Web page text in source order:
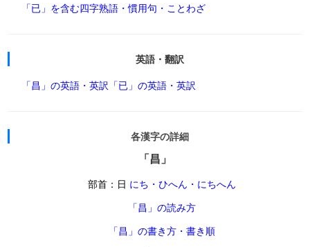
「已」を含む四字熟語・慣用句・ことわざ
英語・翻訳
「昌」の英語・英訳 「已」の英語・英訳
各漢字の詳細
「昌」
部首：日 にち・ひへん・にちへん
「昌」の読み方
「昌」の書き方・書き順